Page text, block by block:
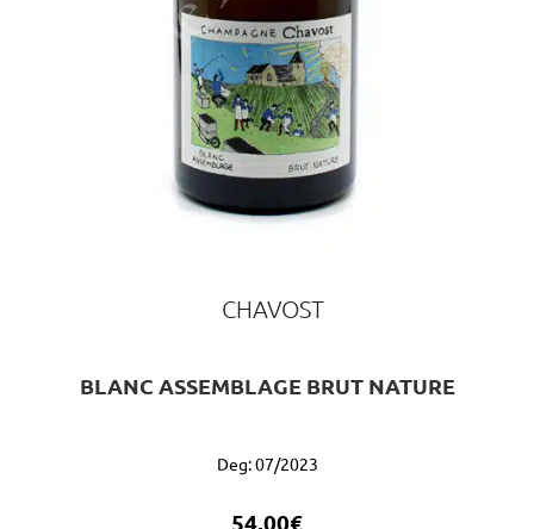
CHAVOST
BLANC ASSEMBLAGE BRUT NATURE
Deg: 07/2023
54,00€